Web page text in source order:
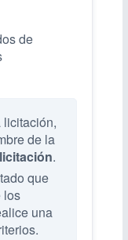
de
licitación,
de la
.
que
los
una